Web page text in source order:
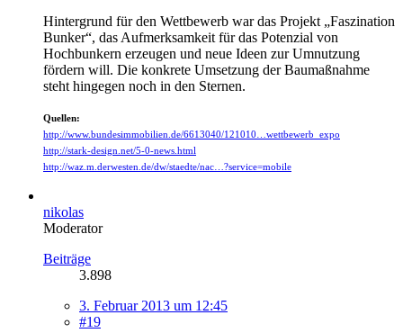
Hintergrund für den Wettbewerb war das Projekt „Faszination
Bunker“, das Aufmerksamkeit für das Potenzial von
Hochbunkern erzeugen und neue Ideen zur Umnutzung
fördern will. Die konkrete Umsetzung der Baumaßnahme
steht hingegen noch in den Sternen.
Quellen:
http://www.bundesimmobilien.de/6613040/121010…wettbewerb_expo
http://stark-design.net/5-0-news.html
http://waz.m.derwesten.de/dw/staedte/nac…?service=mobile
nikolas
Moderator
Beiträge
3.898
3. Februar 2013 um 12:45
#19